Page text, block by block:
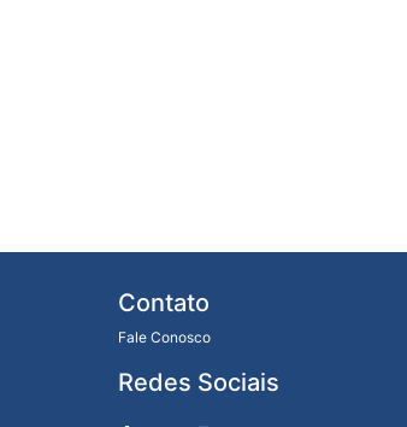
Contato
Fale Conosco
Redes Sociais